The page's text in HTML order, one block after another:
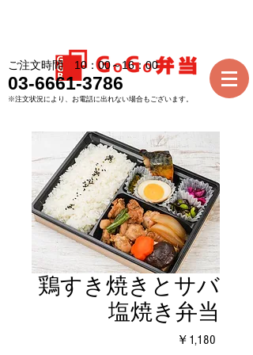
ご注文時間 10：00～16：00
03-6661-3786
※注文状況により、お電話に出れない場合もございます。
鶏すき焼きとサバ
塩焼き弁当
￥1,180